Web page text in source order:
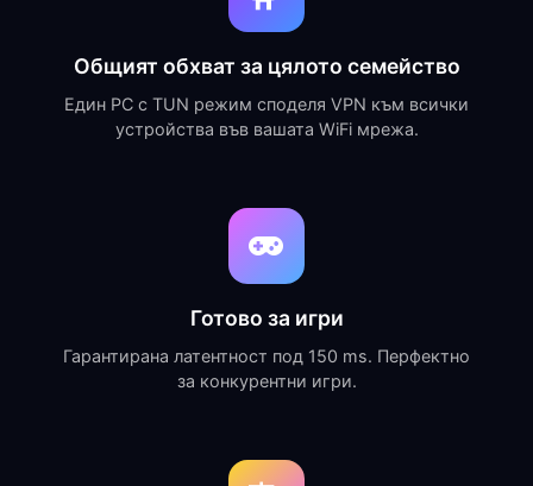
Общият обхват за цялото семейство
Един PC с TUN режим споделя VPN към всички
устройства във вашата WiFi мрежа.
Готово за игри
Гарантирана латентност под 150 ms. Перфектно
за конкурентни игри.